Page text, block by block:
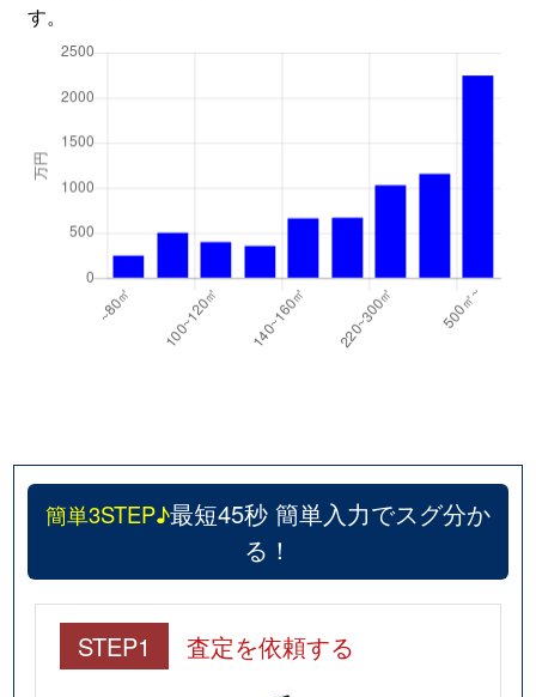
す。
簡単3STEP♪最短45秒 簡単入力でスグ分か
る！
STEP1 査定を依頼する